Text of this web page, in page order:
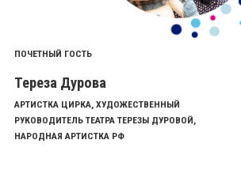
ПОЧЕТНЫЙ ГОСТЬ
Тереза Дурова
АРТИСТКА ЦИРКА, ХУДОЖЕСТВЕННЫЙ
РУКОВОДИТЕЛЬ ТЕАТРА ТЕРЕЗЫ ДУРОВОЙ,
НАРОДНАЯ АРТИСТКА РФ